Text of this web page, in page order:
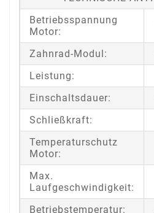
Betriebsspannung
Motor:
Zahnrad-Modul:
Leistung:
Einschaltsdauer:
Schließkraft:
Temperaturschutz
Motor:
Max.
Laufgeschwindigkeit:
Betriebstemperatur: